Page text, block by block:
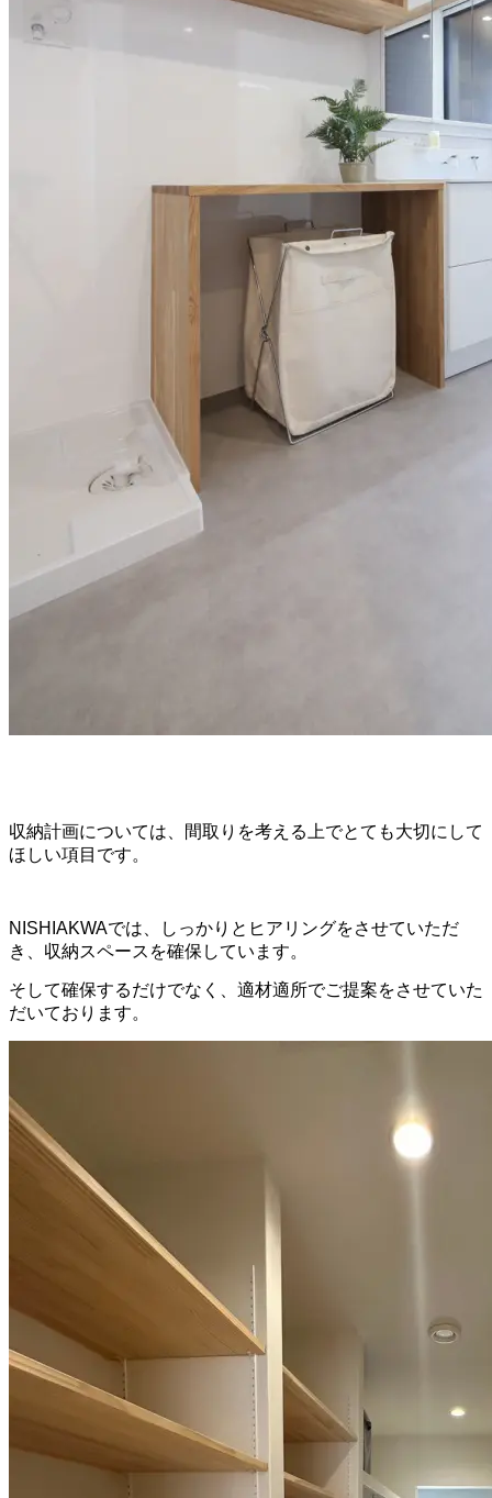
収納計画については、間取りを考える上でとても大切にして
ほしい項目です。
NISHIAKWAでは、しっかりとヒアリングをさせていただ
き、収納スペースを確保しています。
そして確保するだけでなく、適材適所でご提案をさせていた
だいております。